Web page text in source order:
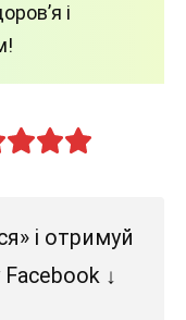
і
і отримуй
↓